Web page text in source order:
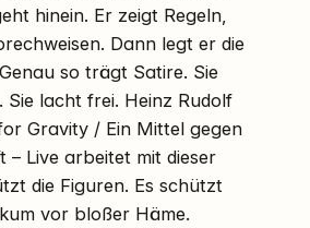
hinein. Er zeigt Regeln,
Dann legt er die
so trägt Satire. Sie
Sie lacht frei. Heinz Rudolf
Gravity / Ein Mittel gegen
– Live arbeitet mit dieser
die Figuren. Es schützt
vor bloßer Häme.